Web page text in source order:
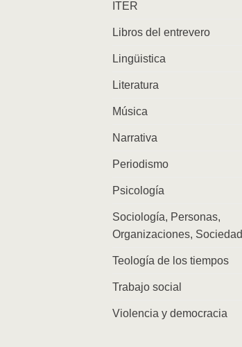
ITER
Libros del entrevero
Lingüistica
Literatura
Música
Narrativa
Periodismo
Psicología
Sociología, Personas,
Organizaciones, Sociedad
Teología de los tiempos
Trabajo social
Violencia y democracia